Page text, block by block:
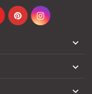

